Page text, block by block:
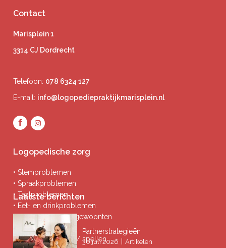
Contact
Marisplein 1
3314 CJ Dordrecht
Telefoon: 078 6324 127
E-mail: info@logopediepraktijkmarisplein.nl
Logopedische zorg
• Stemproblemen
• Spraakproblemen
• Taalproblemen
• Eet- en drinkproblemen
• Afwijkende mondgewoonten
• Ademproblemen
• Problemen lezen / spellen
Laatste berichten
Partnerstrategieën
30 juli 2026 Artikelen